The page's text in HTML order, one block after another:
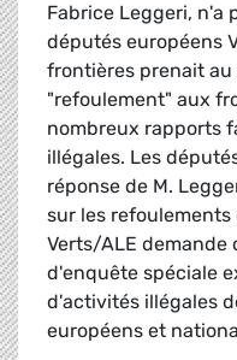
Fabrice Leggeri, n'a
députés européens
frontières prenait au
"refoulement" aux
nombreux rapports
illégales. Les
réponse de M.
sur les refoulements
Verts/ALE demande
d'enquête spéciale
d'activités illégales
européens et